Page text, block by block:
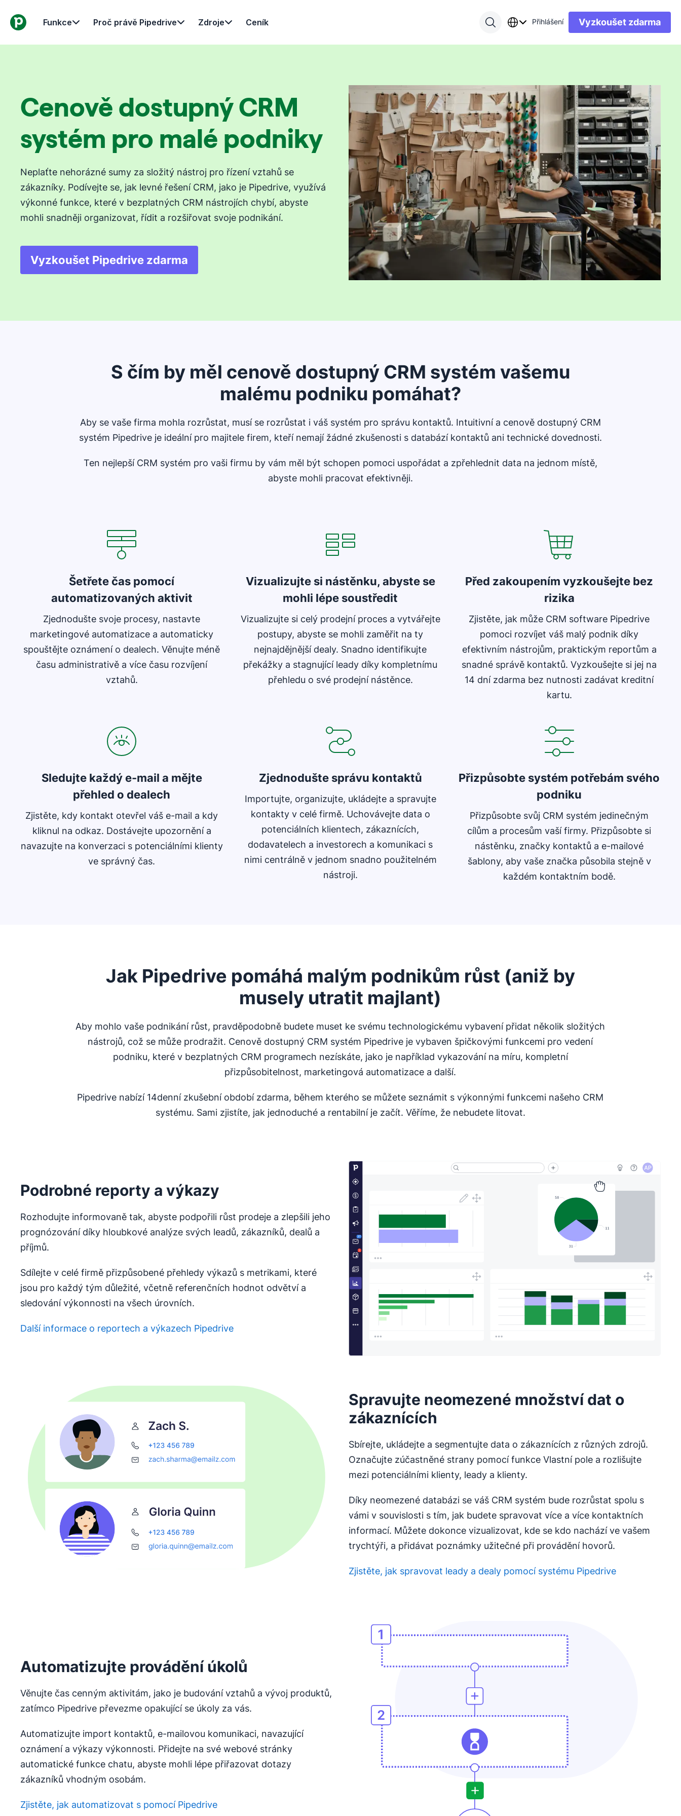
Funkce Proč právě Pipedrive Zdroje Ceník Přihlášení Vyzkoušet zdarma
Cenově dostupný CRM
systém pro malé podniky
Neplaťte nehorázné sumy za složitý nástroj pro řízení vztahů se
zákazníky. Podívejte se, jak levné řešení CRM, jako je Pipedrive, využívá
výkonné funkce, které v bezplatných CRM nástrojích chybí, abyste
mohli snadněji organizovat, řídit a rozšiřovat svoje podnikání.
Vyzkoušet Pipedrive zdarma
Otevře se v novém okně
S čím by měl cenově dostupný CRM systém vašemu
malému podniku pomáhat?
Aby se vaše firma mohla rozrůstat, musí se rozrůstat i váš systém pro správu kontaktů. Intuitivní a cenově dostupný CRM
systém Pipedrive je ideální pro majitele firem, kteří nemají žádné zkušenosti s databází kontaktů ani technické dovednosti.
Ten nejlepší CRM systém pro vaši firmu by vám měl být schopen pomoci uspořádat a zpřehlednit data na jednom místě,
abyste mohli pracovat efektivněji.
Šetřete čas pomocí
automatizovaných aktivit
Zjednodušte svoje procesy, nastavte
marketingové automatizace a automaticky
spouštějte oznámení o dealech. Věnujte méně
času administrativě a více času rozvíjení
vztahů.
Vizualizujte si nástěnku, abyste se
mohli lépe soustředit
Vizualizujte si celý prodejní proces a vytvářejte
postupy, abyste se mohli zaměřit na ty
nejnajdějnější dealy. Snadno identifikujte
překážky a stagnující leady díky kompletnímu
přehledu o své prodejní nástěnce.
Před zakoupením vyzkoušejte bez
rizika
Zjistěte, jak může CRM software Pipedrive
pomoci rozvíjet váš malý podnik díky
efektivním nástrojům, praktickým reportům a
snadné správě kontaktů. Vyzkoušejte si jej na
14 dní zdarma bez nutnosti zadávat kreditní
kartu.
Sledujte každý e-mail a mějte
přehled o dealech
Zjistěte, kdy kontakt otevřel váš e-mail a kdy
kliknul na odkaz. Dostávejte upozornění a
navazujte na konverzaci s potenciálními klienty
ve správný čas.
Zjednodušte správu kontaktů
Importujte, organizujte, ukládejte a spravujte
kontakty v celé firmě. Uchovávejte data o
potenciálních klientech, zákaznících,
dodavatelech a investorech a komunikaci s
nimi centrálně v jednom snadno použitelném
nástroji.
Přizpůsobte systém potřebám svého
podniku
Přizpůsobte svůj CRM systém jedinečným
cílům a procesům vaší firmy. Přizpůsobte si
nástěnku, značky kontaktů a e-mailové
šablony, aby vaše značka působila stejně v
každém kontaktním bodě.
Jak Pipedrive pomáhá malým podnikům růst (aniž by
musely utratit majlant)
Aby mohlo vaše podnikání růst, pravděpodobně budete muset ke svému technologickému vybavení přidat několik složitých
nástrojů, což se může prodražit. Cenově dostupný CRM systém Pipedrive je vybaven špičkovými funkcemi pro vedení
podniku, které v bezplatných CRM programech nezískáte, jako je například vykazování na míru, kompletní
přizpůsobitelnost, marketingová automatizace a další.
Pipedrive nabízí 14denní zkušební období zdarma, během kterého se můžete seznámit s výkonnými funkcemi našeho CRM
systému. Sami zjistíte, jak jednoduché a rentabilní je začít. Věříme, že nebudete litovat.
Podrobné reporty a výkazy
Rozhodujte informovaně tak, abyste podpořili růst prodeje a zlepšili jeho
prognózování díky hloubkové analýze svých leadů, zákazníků, dealů a
příjmů.
Sdílejte v celé firmě přizpůsobené přehledy výkazů s metrikami, které
jsou pro každý tým důležité, včetně referenčních hodnot odvětví a
sledování výkonnosti na všech úrovních.
Další informace o reportech a výkazech Pipedrive
Spravujte neomezené množství dat o
zákaznících
Sbírejte, ukládejte a segmentujte data o zákaznících z různých zdrojů.
Označujte zúčastněné strany pomocí funkce Vlastní pole a rozlišujte
mezi potenciálními klienty, leady a klienty.
Díky neomezené databázi se váš CRM systém bude rozrůstat spolu s
vámi v souvislosti s tím, jak budete spravovat více a více kontaktních
informací. Můžete dokonce vizualizovat, kde se kdo nachází ve vašem
trychtýři, a přidávat poznámky užitečné při provádění hovorů.
Zjistěte, jak spravovat leady a dealy pomocí systému Pipedrive
Automatizujte provádění úkolů
Věnujte čas cenným aktivitám, jako je budování vztahů a vývoj produktů,
zatímco Pipedrive převezme opakující se úkoly za vás.
Automatizujte import kontaktů, e-mailovou komunikaci, navazující
oznámení a výkazy výkonnosti. Přidejte na své webové stránky
automatické funkce chatu, abyste mohli lépe přiřazovat dotazy
zákazníků vhodným osobám.
Zjistěte, jak automatizovat s pomocí Pipedrive